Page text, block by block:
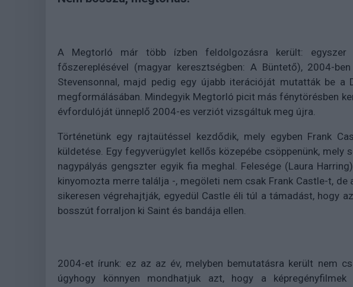
A Megtorló már több ízben feldolgozásra került: egyszer
főszereplésével (magyar keresztségben: A Büntető), 2004-
Stevensonnal, majd pedig egy újabb iterációját mutatták be a
megformálásában. Mindegyik Megtorló picit más fénytörésben
évfordulóját ünneplő 2004-es verziót vizsgáltuk meg újra.
Történetünk egy rajtaütéssel kezdődik, mely egyben Frank
küldetése. Egy fegyverügylet kellős közepébe csöppenünk, mely
nagypályás gengszter egyik fia meghal. Felesége (Laura
kinyomozta merre találja -, megöleti nem csak Frank Castle-t,
sikeresen végrehajtják, egyedül Castle éli túl a támadást, hogy
bosszút forraljon ki Saint és bandája ellen.
2004-et írunk: ez az az év, melyben bemutatásra került nem
úgyhogy könnyen mondhatjuk azt, hogy a